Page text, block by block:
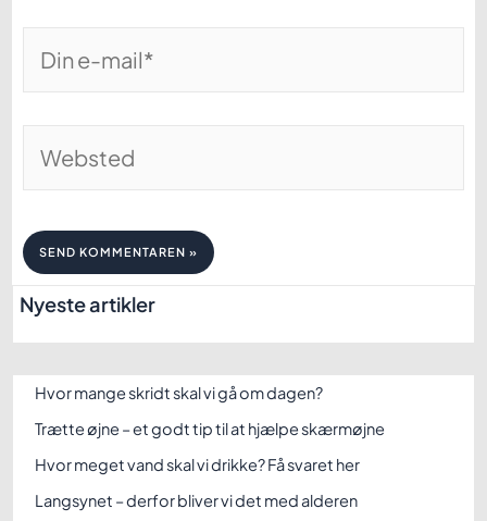
e-
mail*
Nyeste artikler
Hvor mange skridt skal vi gå om dagen?
Trætte øjne – et godt tip til at hjælpe skærmøjne
Hvor meget vand skal vi drikke? Få svaret her
Langsynet – derfor bliver vi det med alderen